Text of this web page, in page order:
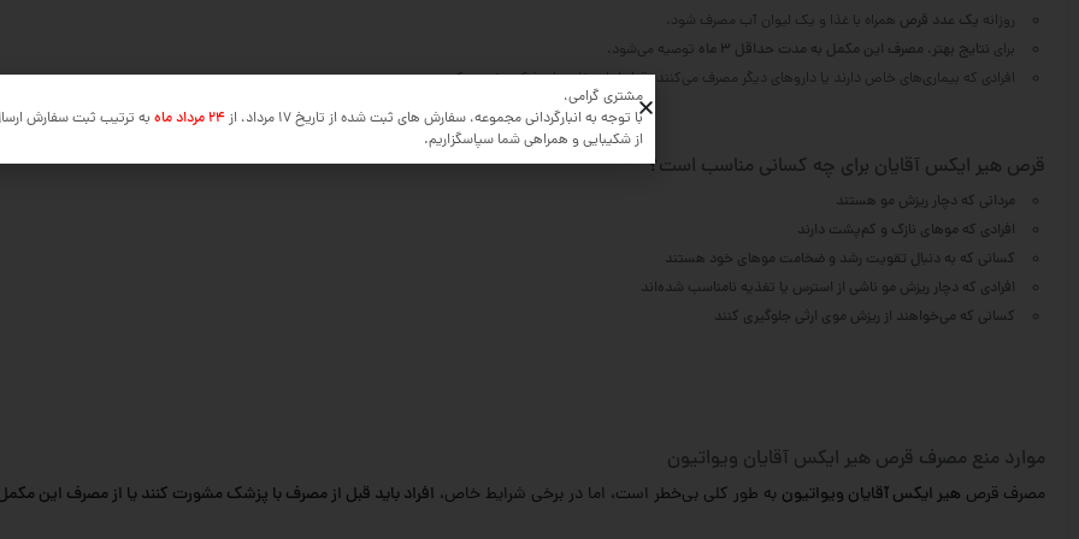
روزانه یک عدد قرص همراه با غذا و یک لیوان آب مصرف شود.
برای نتایج بهتر، مصرف این مکمل به مدت حداقل 3 ماه
توصیه می‌شود.
افرادی که بیماری‌های خاص دارند یا داروهای دیگر مصرف می‌کنند، قبل از استفاده با پزشک مشورت کنند.
قرص هیر ایکس آقایان برای چه کسانی مناسب است؟
مردانی که دچار ریزش مو هستند
افرادی که موهای نازک و کم‌پشت دارند
کسانی که به دنبال تقویت رشد و ضخامت موهای خود هستند
افرادی که دچار ریزش مو ناشی از استرس یا تغذیه نامناسب شده‌اند
کسانی که می‌خواهند از ریزش موی ارثی جلوگیری کنند
موارد منع مصرف قرص هیر ایکس آقایان ویواتیون
مصرف قرص هیر ایکس آقایان ویواتیون به طور کلی بی‌خطر است، اما در برخی شرایط خاص، افراد باید قبل از مصرف با پزشک مشورت کنند یا از مصرف این
مشتری گرامی،
با توجه به انبارگردانی مجموعه، سفارش های ثبت شده از تاریخ 17 مرداد، از
24 مرداد ماه
به ترتیب ثبت سفارش
از شکیبایی و همراهی شما سپاسگزاریم.